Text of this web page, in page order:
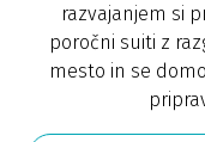
razvajanjem si
poročni suiti z
mesto in se